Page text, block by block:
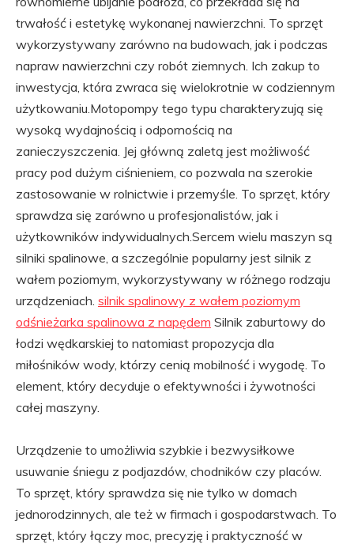
trwałość i estetykę wykonanej nawierzchni. To sprzęt
wykorzystywany zarówno na budowach, jak i podczas
napraw nawierzchni czy robót ziemnych. Ich zakup to
inwestycja, która zwraca się wielokrotnie w codziennym
użytkowaniu.Motopompy tego typu charakteryzują się
wysoką wydajnością i odpornością na
zanieczyszczenia. Jej główną zaletą jest możliwość
pracy pod dużym ciśnieniem, co pozwala na szerokie
zastosowanie w rolnictwie i przemyśle. To sprzęt, który
sprawdza się zarówno u profesjonalistów, jak i
użytkowników indywidualnych.Sercem wielu maszyn są
silniki spalinowe, a szczególnie popularny jest silnik z
wałem poziomym, wykorzystywany w różnego rodzaju
urządzeniach. silnik spalinowy z wałem poziomym
odśnieżarka spalinowa z napędem Silnik zaburtowy do
łodzi wędkarskiej to natomiast propozycja dla
miłośników wody, którzy cenią mobilność i wygodę. To
element, który decyduje o efektywności i żywotności
całej maszyny.
Urządzenie to umożliwia szybkie i bezwysiłkowe
usuwanie śniegu z podjazdów, chodników czy placów.
To sprzęt, który sprawdza się nie tylko w domach
jednorodzinnych, ale też w firmach i gospodarstwach. To
sprzęt, który łączy moc, precyzję i praktyczność w